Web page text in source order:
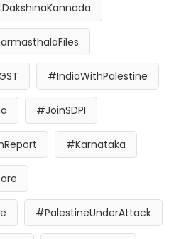
#IndiaWithPalestine
#JoinSDPI
#Karnataka
#PalestineUnderAttack